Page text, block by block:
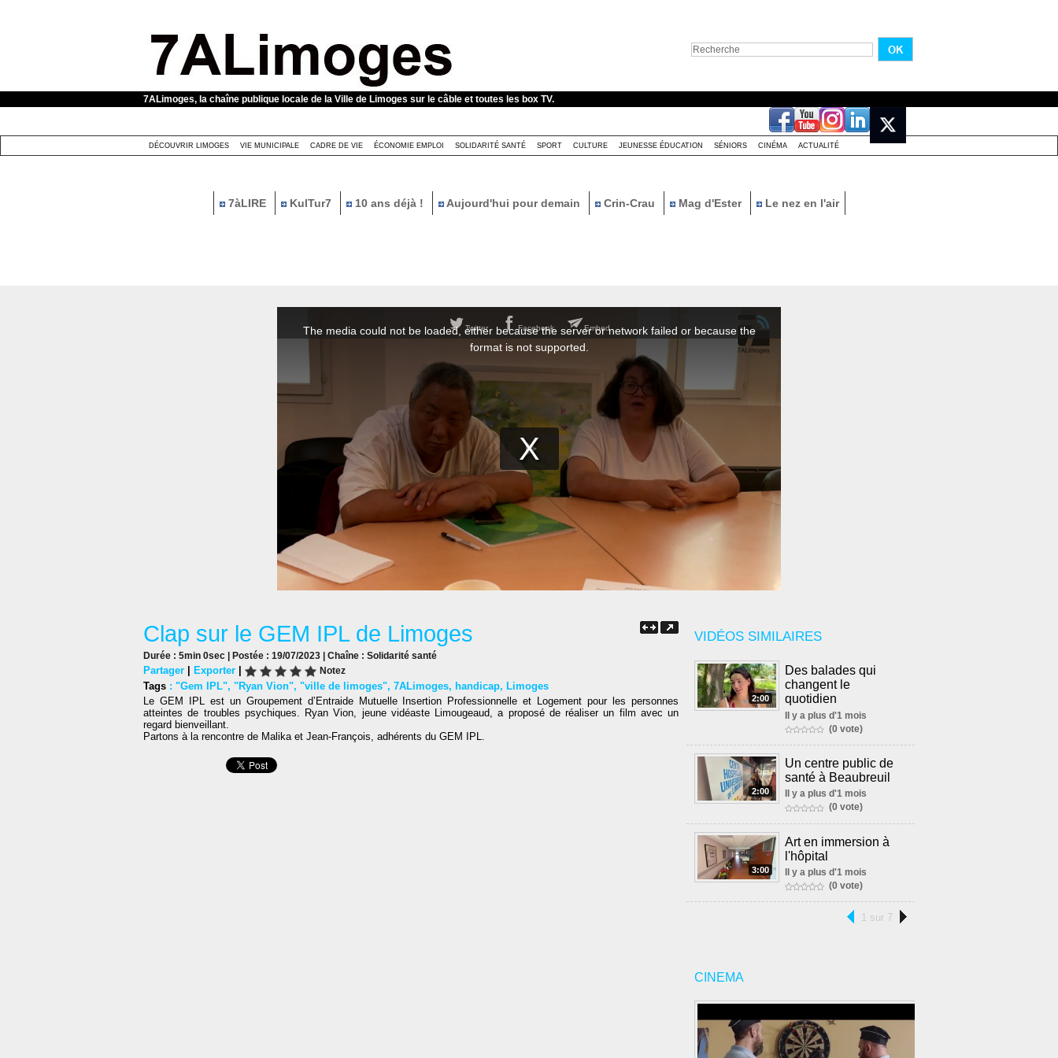
7ALimoges, la chaîne publique locale de la Ville de Limoges sur le câble et toutes les box TV.
DÉCOUVRIR LIMOGES VIE MUNICIPALE CADRE DE VIE ÉCONOMIE EMPLOI SOLIDARITÉ SANTÉ SPORT CULTURE JEUNESSE ÉDUCATION SÉNIORS CINÉMA ACTUALITÉ
7àLIRE KulTur7 10 ans déjà ! Aujourd'hui pour demain Crin-Crau Mag d'Ester Le nez en l'air
VIDÉOS SIMILAIRES
2:00
Des balades qui
changent le
quotidien
Il y a plus d'1 mois
(0 vote)
2:00
Un centre public de
santé à Beaubreuil
Il y a plus d'1 mois
(0 vote)
3:00
Art en immersion à
l'hôpital
Il y a plus d'1 mois
(0 vote)
1 sur 7
CINEMA
Clap sur le GEM IPL de Limoges
Durée : 5min 0sec | Postée : 19/07/2023 | Chaîne : Solidarité santé
Partager | Exporter | Notez
Tags : "Gem IPL", "Ryan Vion", "ville de limoges", 7ALimoges, handicap, Limoges
Le GEM IPL est un Groupement d’Entraide Mutuelle Insertion Professionnelle et Logement pour les personnes
atteintes de troubles psychiques. Ryan Vion, jeune vidéaste Limougeaud, a proposé de réaliser un film avec un
regard bienveillant.
Partons à la rencontre de Malika et Jean-François, adhérents du GEM IPL.